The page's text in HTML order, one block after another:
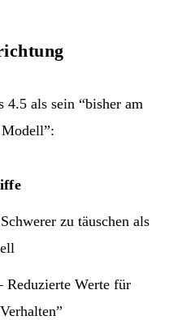
4.5 als sein “bisher am
Modell”:
zu täuschen als
Werte für